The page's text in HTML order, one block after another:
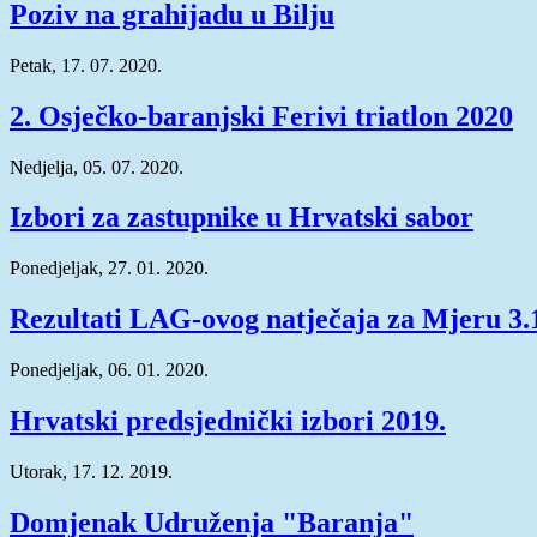
Poziv na grahijadu u Bilju
Petak, 17. 07. 2020.
2. Osječko-baranjski Ferivi triatlon 2020
Nedjelja, 05. 07. 2020.
Izbori za zastupnike u Hrvatski sabor
Ponedjeljak, 27. 01. 2020.
Rezultati LAG-ovog natječaja za Mjeru
Ponedjeljak, 06. 01. 2020.
Hrvatski predsjednički izbori 2019.
Utorak, 17. 12. 2019.
Domjenak Udruženja "Baranja"